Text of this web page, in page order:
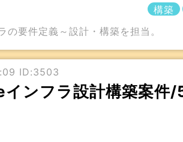
構築
要件定義～設計・構築を担当。
ID:3503
インフラ設計構築案件